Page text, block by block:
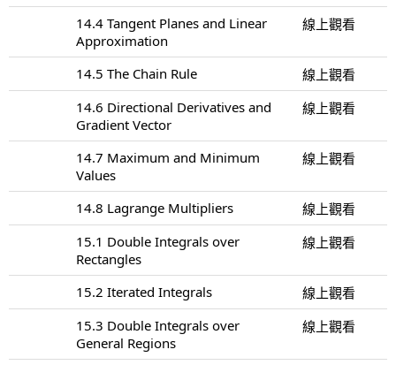
14.4 Tangent Planes and Linear
Approximation
線上觀看
14.5 The Chain Rule
線上觀看
14.6 Directional Derivatives and
Gradient Vector
線上觀看
14.7 Maximum and Minimum
Values
線上觀看
14.8 Lagrange Multipliers
線上觀看
15.1 Double Integrals over
Rectangles
線上觀看
15.2 Iterated Integrals
線上觀看
15.3 Double Integrals over
General Regions
線上觀看